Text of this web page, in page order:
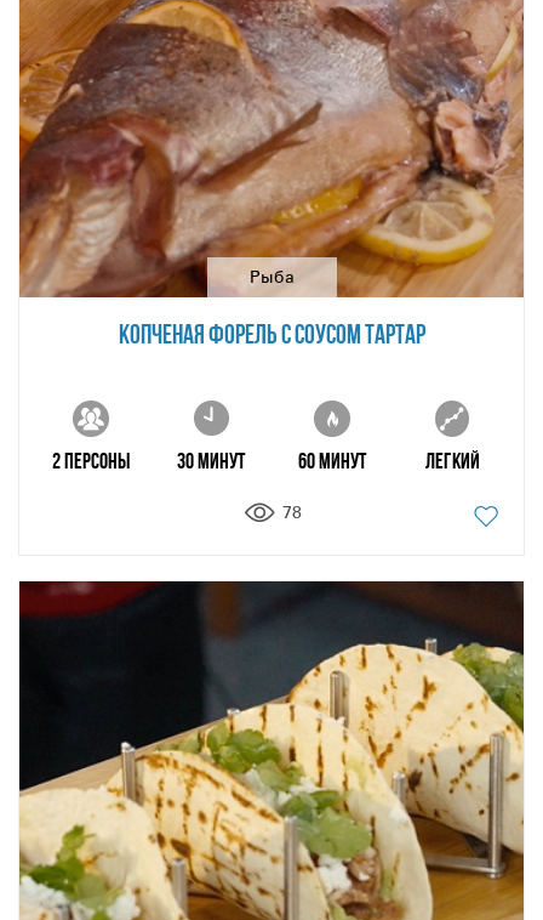
Рыба
КОПЧЕНАЯ ФОРЕЛЬ С СОУСОМ ТАРТАР
2 персоны 30 минут 60 минут Легкий
78